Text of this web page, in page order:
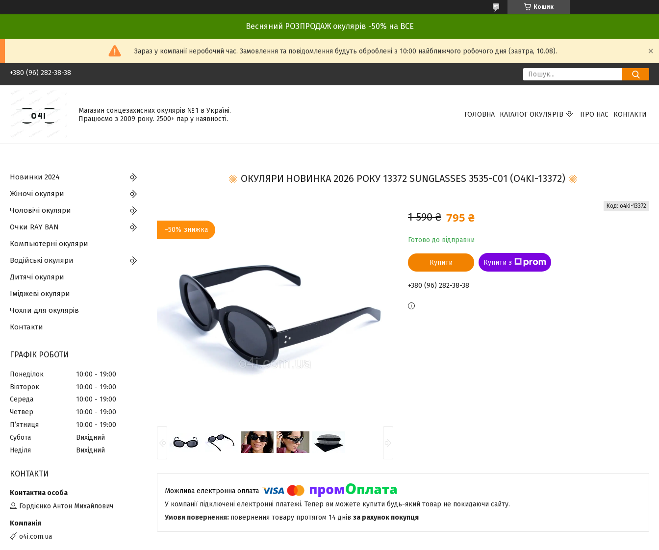
Кошик
Весняний РОЗПРОДАЖ окулярів -50% на ВСЕ
Зараз у компанії неробочий час. Замовлення та повідомлення будуть оброблені з 10:00 найближчого робочого дня (завтра, 10.08).
+380 (96) 282-38-38
Магазин сонцезахисних окулярів №1 в Україні.
Працюємо з 2009 року. 2500+ пар у наявності.
ГОЛОВНА КАТАЛОГ ОКУЛЯРІВ ПРО НАС КОНТАКТИ
ОКУЛЯРИ НОВИНКА 2026 РОКУ 13372 SUNGLASSES 3535-C01 (O4KI-13372)
–50%
1 590 ₴ 795 ₴
Готово до відправки
Код: o4ki-13372
Купити Купити з
+380 (96) 282-38-38
У компанії підключені електронні платежі. Тепер ви можете купити будь-який товар не покидаючи сайту.
повернення товару протягом 14 днів за рахунок покупця
Новинки 2024
Жіночі окуляри
Чоловічі окуляри
Очки RAY BAN
Компьютерні окуляри
Водійські окуляри
Дитячі окуляри
Іміджеві окуляри
Чохли для окулярів
Контакти
ГРАФІК РОБОТИ
Понеділок 10:00
19:00
Вівторок
10:00
19:00
Середа
10:00
19:00
Четвер
10:00
19:00
Пʼятниця
10:00
19:00
Субота
Вихідний
Неділя
Вихідний
КОНТАКТИ
Гордієнко Антон Михайлович
o4i.com.ua